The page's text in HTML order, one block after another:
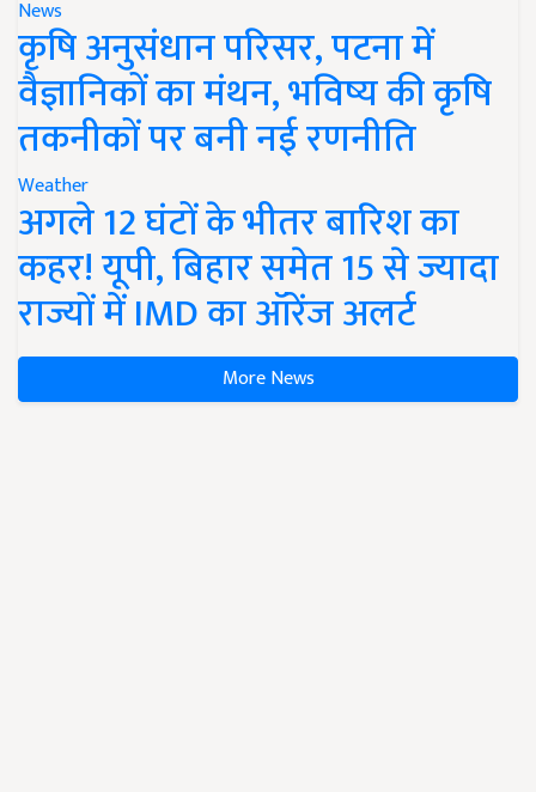
News
कृषि अनुसंधान परिसर, पटना में
वैज्ञानिकों का मंथन, भविष्य की कृषि
तकनीकों पर बनी नई रणनीति
Weather
अगले 12 घंटों के भीतर बारिश का
कहर! यूपी, बिहार समेत 15 से ज्यादा
राज्यों में IMD का ऑरेंज अलर्ट
More News